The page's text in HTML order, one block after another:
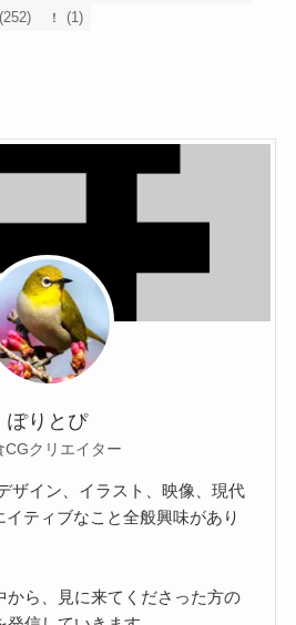
(252) ！ (1)
ぽりとぴ
CGクリエイター
ザイン、イラスト、映像、現代
ティブなこと全般興味があり
から、見に来てくださった方の